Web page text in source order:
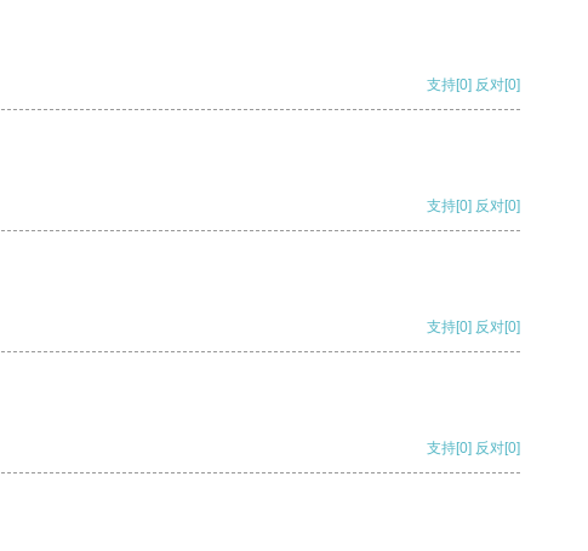
支持[0] 反对[0]
支持[0] 反对[0]
支持[0] 反对[0]
支持[0] 反对[0]